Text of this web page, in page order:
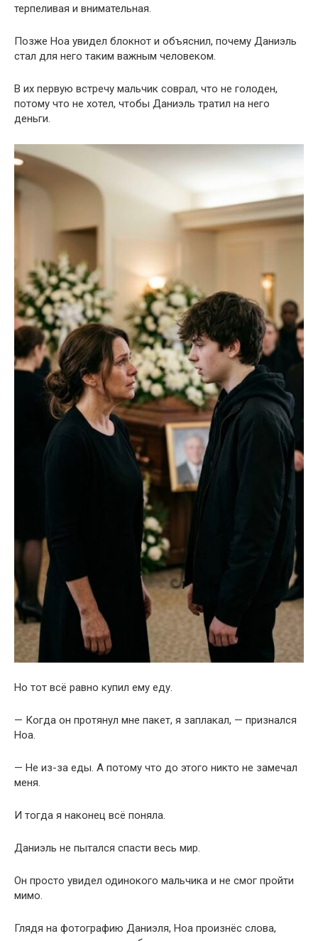
терпеливая и внимательная.
Позже Ноа увидел блокнот и объяснил, почему Даниэль
стал для него таким важным человеком.
В их первую встречу мальчик соврал, что не голоден,
потому что не хотел, чтобы Даниэль тратил на него
деньги.
Но тот всё равно купил ему еду.
— Когда он протянул мне пакет, я заплакал, — признался
Ноа.
— Не из-за еды. А потому что до этого никто не замечал
меня.
И тогда я наконец всё поняла.
Даниэль не пытался спасти весь мир.
Он просто увидел одинокого мальчика и не смог пройти
мимо.
Глядя на фотографию Даниэля, Ноа произнёс слова,